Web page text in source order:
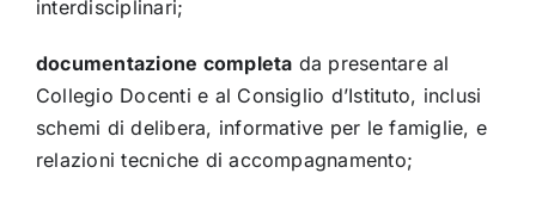
interdisciplinari;
documentazione completa da presentare al
Collegio Docenti e al Consiglio d’Istituto, inclusi
schemi di delibera, informative per le famiglie, e
relazioni tecniche di accompagnamento;